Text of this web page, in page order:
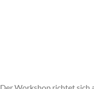
Workshop richtet